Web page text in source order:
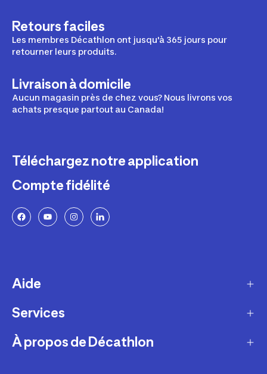
Retours faciles
Les membres Décathlon ont jusqu'à 365 jours pour
retourner leurs produits.
Livraison à domicile
Aucun magasin près de chez vous? Nous livrons vos
achats presque partout au Canada!
Téléchargez notre application
Compte fidélité
Aide
Livraison
Retours et échanges
Services
Programme de fidélité
À propos de Décathlon